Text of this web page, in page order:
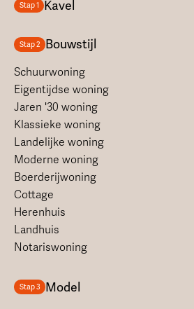
Stap 1 Kavel
Stap 2 Bouwstijl
Schuurwoning
Eigentijdse woning
Jaren '30 woning
Klassieke woning
Landelijke woning
Moderne woning
Boerderijwoning
Cottage
Herenhuis
Landhuis
Notariswoning
Stap 3 Model